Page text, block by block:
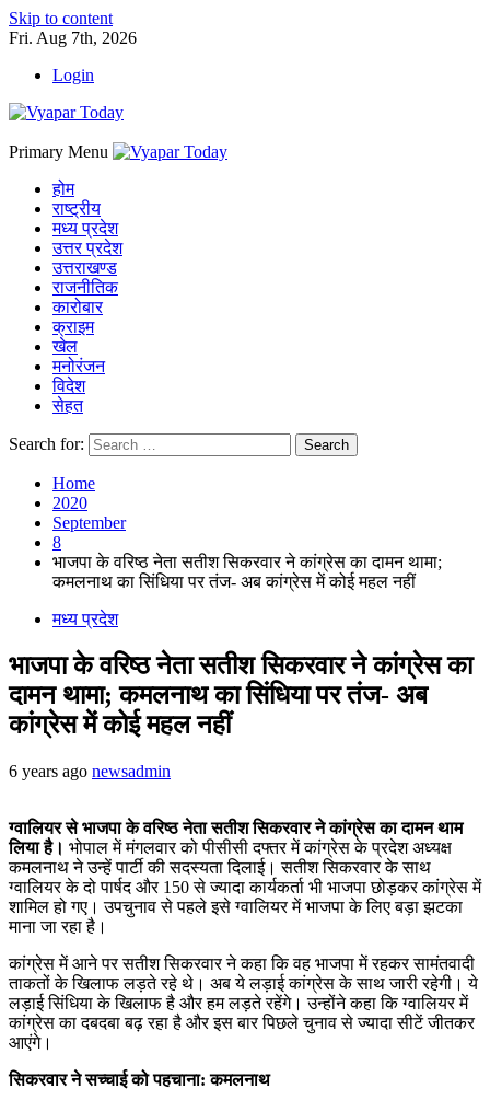
Skip to content
Fri. Aug 7th, 2026
Login
Primary Menu
होम
राष्ट्रीय
मध्य प्रदेश
उत्तर प्रदेश
उत्तराखण्ड
राजनीतिक
कारोबार
क्राइम
खेल
मनोरंजन
विदेश
सेहत
Search for:
Home
2020
September
8
भाजपा के वरिष्ठ नेता सतीश सिकरवार ने कांग्रेस का दामन थामा;
कमलनाथ का सिंधिया पर तंज- अब कांग्रेस में कोई महल नहीं
मध्य प्रदेश
भाजपा के वरिष्ठ नेता सतीश सिकरवार ने कांग्रेस का
दामन थामा; कमलनाथ का सिंधिया पर तंज- अब
कांग्रेस में कोई महल नहीं
6 years ago newsadmin
ग्वालियर से भाजपा के वरिष्ठ नेता सतीश सिकरवार ने कांग्रेस का दामन थाम
लिया है। भोपाल में मंगलवार को पीसीसी दफ्तर में कांग्रेस के प्रदेश अध्यक्ष
कमलनाथ ने उन्हें पार्टी की सदस्यता दिलाई। सतीश सिकरवार के साथ
ग्वालियर के दो पार्षद और 150 से ज्यादा कार्यकर्ता भी भाजपा छोड़कर कांग्रेस में
शामिल हो गए। उपचुनाव से पहले इसे ग्वालियर में भाजपा के लिए बड़ा झटका
माना जा रहा है।
कांग्रेस में आने पर सतीश सिकरवार ने कहा कि वह भाजपा में रहकर सामंतवादी
ताकतों के खिलाफ लड़ते रहे थे। अब ये लड़ाई कांग्रेस के साथ जारी रहेगी। ये
लड़ाई सिंधिया के खिलाफ है और हम लड़ते रहेंगे। उन्होंने कहा कि ग्वालियर में
कांग्रेस का दबदबा बढ़ रहा है और इस बार पिछले चुनाव से ज्यादा सीटें जीतकर
आएंगे।
सिकरवार ने सच्चाई को पहचाना: कमलनाथ